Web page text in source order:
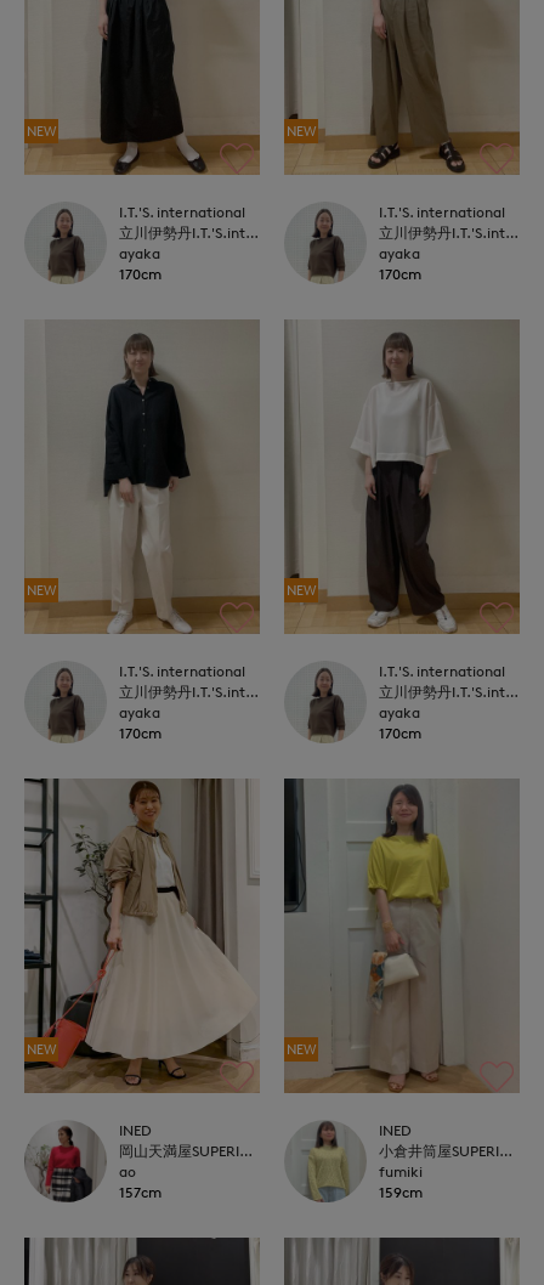
NEW
I.T.'S. international
立川伊勢丹I.T.'S.international
ayaka
170cm
NEW
I.T.'S. international
立川伊勢丹I.T.'S.international
ayaka
170cm
NEW
I.T.'S. international
立川伊勢丹I.T.'S.international
ayaka
170cm
NEW
I.T.'S. international
立川伊勢丹I.T.'S.international
ayaka
170cm
NEW
INED
岡山天満屋SUPERIORCLOSET
ao
157cm
NEW
INED
小倉井筒屋SUPERIOR CLOSET
fumiki
159cm